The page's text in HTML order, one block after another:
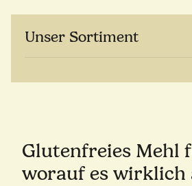
Unser Sortiment
Glutenfreies Mehl
worauf es wirklich